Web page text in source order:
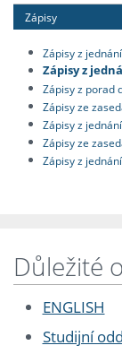
Zápisy
Zápisy z
Zápisy z
Zápisy z porad
Zápisy ze
Zápisy z
Zápisy ze
Zápisy z
Důležité
ENGLISH
Studijní